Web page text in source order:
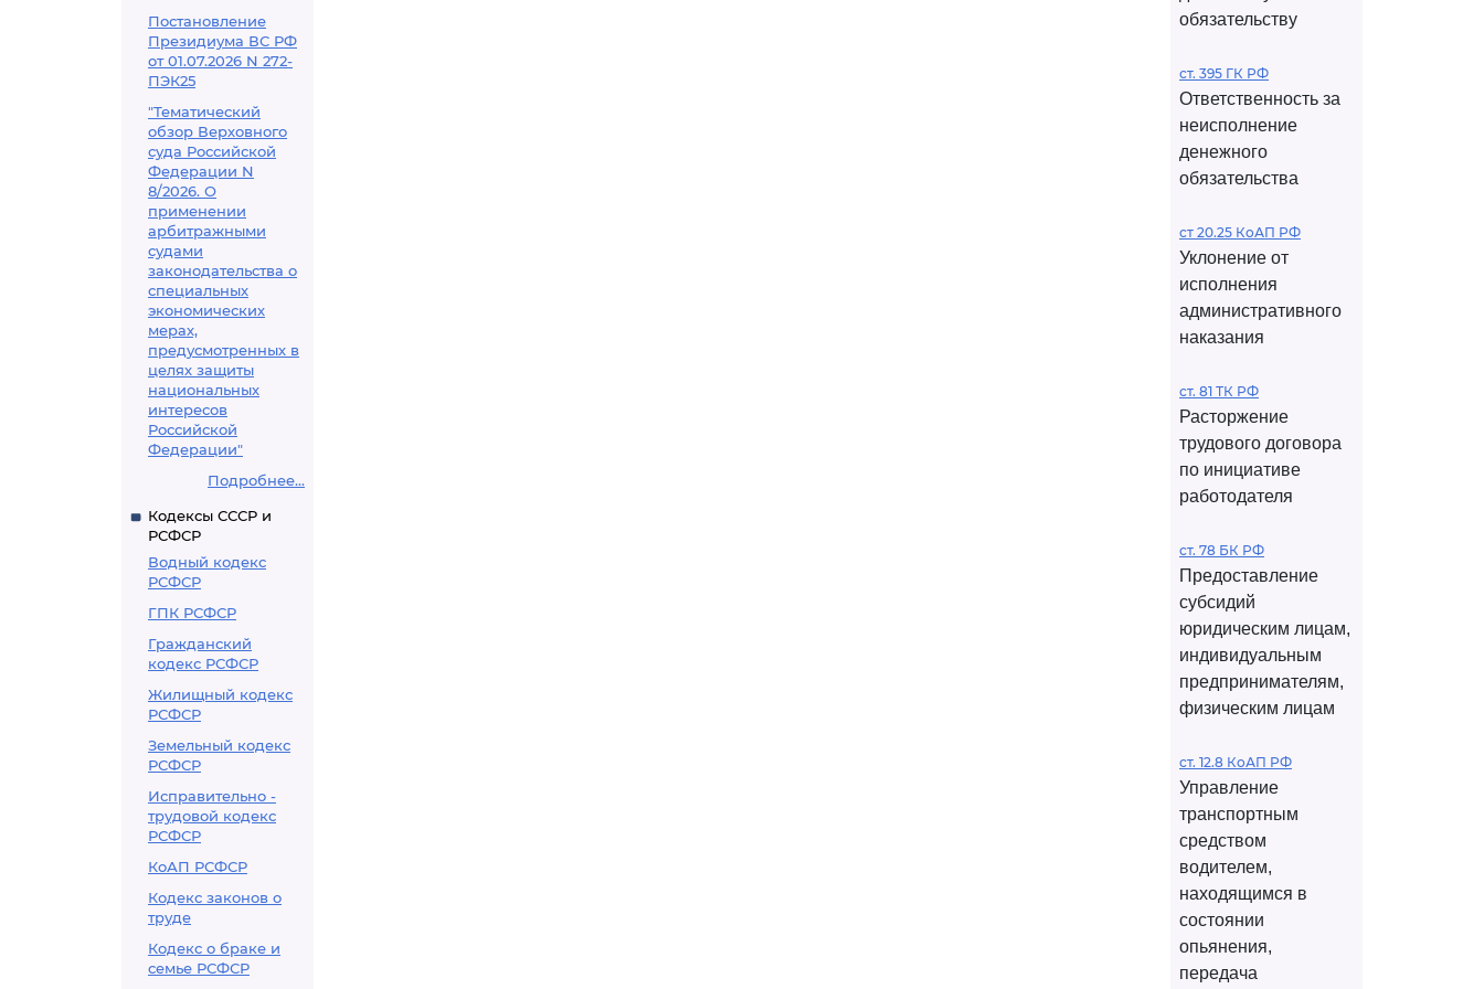
Постановление
Президиума ВС РФ
от 01.07.2026 N 272-
ПЭК25
"Тематический
обзор Верховного
суда Российской
Федерации N
8/2026. О
применении
арбитражными
судами
законодательства о
специальных
экономических
мерах,
предусмотренных в
целях защиты
национальных
интересов
Российской
Федерации"
Подробнее...
Кодексы СССР и
РСФСР
Водный кодекс
РСФСР
ГПК РСФСР
Гражданский
кодекс РСФСР
Жилищный кодекс
РСФСР
Земельный кодекс
РСФСР
Исправительно -
трудовой кодекс
РСФСР
КоАП РСФСР
Кодекс законов о
труде
Кодекс о браке и
семье РСФСР
обязательству
ст. 395 ГК РФ
Ответственность за
неисполнение
денежного
обязательства
ст 20.25 КоАП РФ
Уклонение от
исполнения
административного
наказания
ст. 81 ТК РФ
Расторжение
трудового договора
по инициативе
работодателя
ст. 78 БК РФ
Предоставление
субсидий
юридическим лицам,
индивидуальным
предпринимателям,
физическим лицам
ст. 12.8 КоАП РФ
Управление
транспортным
средством
водителем,
находящимся в
состоянии
опьянения,
передача